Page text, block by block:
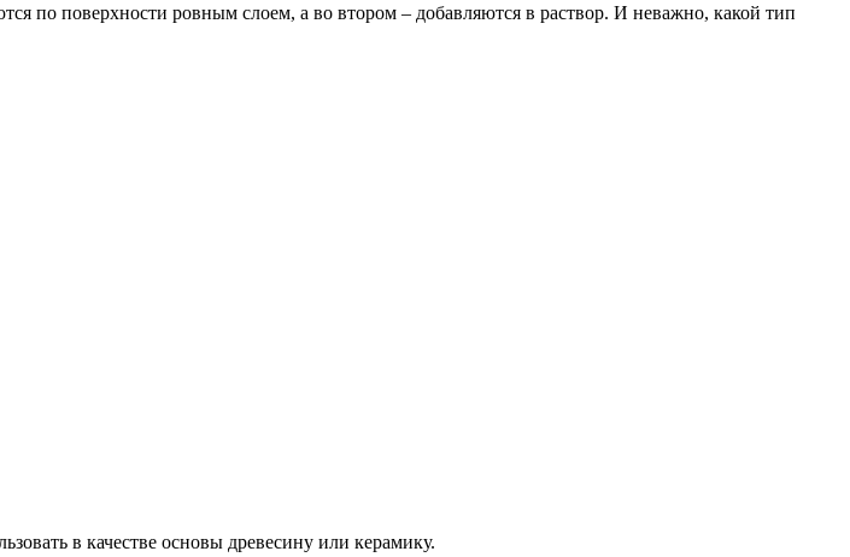
по поверхности ровным слоем, а во втором – добавляются в раствор. И неважно, какой тип
в качестве основы древесину или керамику.